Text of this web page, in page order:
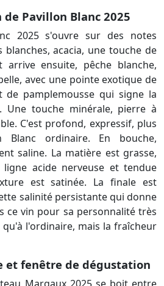
Pavillon Blanc 2025
2025 s'ouvre sur des notes
acacia, une touche de
arrive ensuite, pêche blanche,
avec une pointe exotique de
pamplemousse qui signe la
Une touche minérale, pierre à
C'est profond, expressif, plus
Blanc ordinaire. En bouche,
saline. La matière est grasse,
ligne acide nerveuse et tendue
est satinée. La finale est
salinité persistante qui donne
ce vin pour sa personnalité très
l'ordinaire, mais la fraîcheur
et fenêtre de dégustation